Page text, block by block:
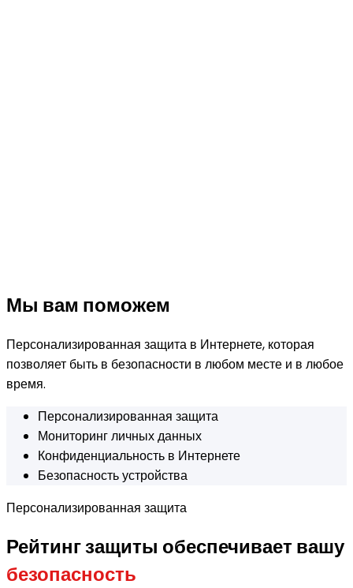
Мы вам поможем
Персонализированная защита в Интернете, которая
позволяет быть в безопасности в любом месте и в любое
время.
Персонализированная защита
Мониторинг личных данных
Конфиденциальность в Интернете
Безопасность устройства
Персонализированная защита
Рейтинг защиты обеспечивает вашу
безопасность